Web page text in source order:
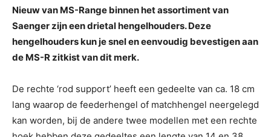
Nieuw van MS-Range binnen het assortiment van
Saenger zijn een drietal hengelhouders. Deze
hengelhouders kun je snel en eenvoudig bevestigen aan
de MS-R zitkist van dit merk.
De rechte ‘rod support’ heeft een gedeelte van ca. 18 cm
lang waarop de feederhengel of matchhengel neergelegd
kan worden, bij de andere twee modellen met een rechte